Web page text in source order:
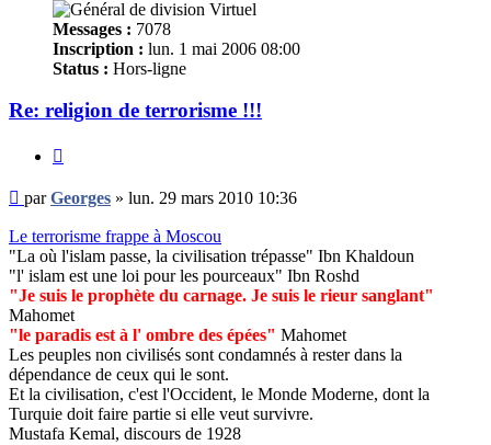
Messages : 7078
Inscription : lun. 1 mai 2006 08:00
Status : Hors-ligne
Re: religion de terrorisme !!!
Message
non
lu
parGeorges » lun. 29 mars 2010 10:36
Le terrorisme frappe à Moscou
"La où l'islam passe, la civilisation trépasse" Ibn Khaldoun
"l' islam est une loi pour les pourceaux" Ibn Roshd
"Je suis le prophète du carnage. Je suis le rieur sanglant"
Mahomet
"le paradis est à l' ombre des épées" Mahomet
Les peuples non civilisés sont condamnés à rester dans la
dépendance de ceux qui le sont.
Et la civilisation, c'est l'Occident, le Monde Moderne, dont la
Turquie doit faire partie si elle veut survivre.
Mustafa Kemal, discours de 1928